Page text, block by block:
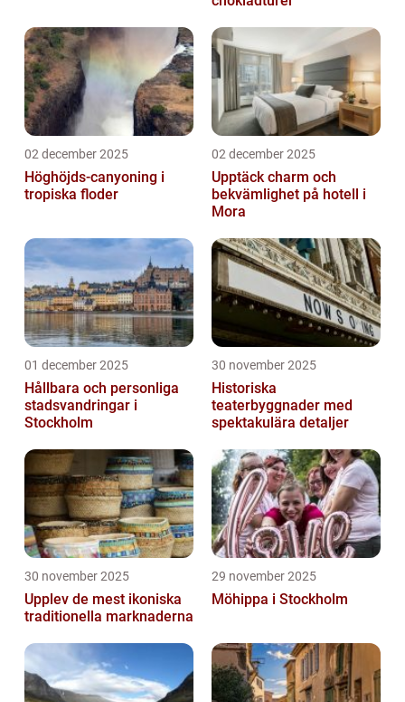
02 december 2025
Höghöjds-canyoning i
tropiska floder
02 december 2025
Upptäck charm och
bekvämlighet på hotell i
Mora
01 december 2025
Hållbara och personliga
stadsvandringar i
Stockholm
30 november 2025
Historiska
teaterbyggnader med
spektakulära detaljer
30 november 2025
Upplev de mest ikoniska
traditionella marknaderna
29 november 2025
Möhippa i Stockholm